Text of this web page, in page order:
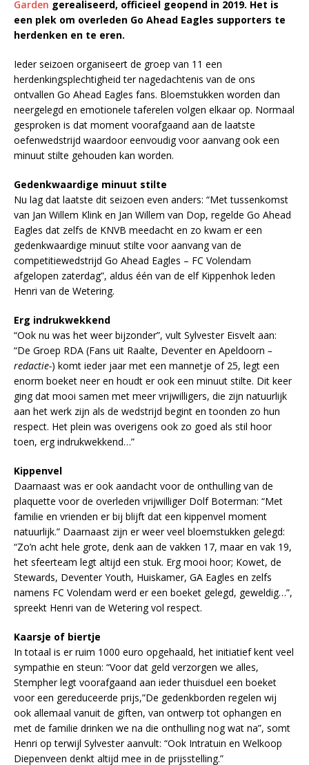
Garden gerealiseerd, officieel geopend in 2019. Het is
een plek om overleden Go Ahead Eagles supporters te
herdenken en te eren.
Ieder seizoen organiseert de groep van 11 een
herdenkingsplechtigheid ter nagedachtenis van de ons
ontvallen Go Ahead Eagles fans. Bloemstukken worden dan
neergelegd en emotionele taferelen volgen elkaar op. Normaal
gesproken is dat moment voorafgaand aan de laatste
oefenwedstrijd waardoor eenvoudig voor aanvang ook een
minuut stilte gehouden kan worden.
Gedenkwaardige minuut stilte
Nu lag dat laatste dit seizoen even anders: “Met tussenkomst
van Jan Willem Klink en Jan Willem van Dop, regelde Go Ahead
Eagles dat zelfs de KNVB meedacht en zo kwam er een
gedenkwaardige minuut stilte voor aanvang van de
competitiewedstrijd Go Ahead Eagles – FC Volendam
afgelopen zaterdag”, aldus één van de elf Kippenhok leden
Henri van de Wetering.
Erg indrukwekkend
“Ook nu was het weer bijzonder”, vult Sylvester Eisvelt aan:
“De Groep RDA (Fans uit Raalte, Deventer en Apeldoorn –
redactie-) komt ieder jaar met een mannetje of 25, legt een
enorm boeket neer en houdt er ook een minuut stilte. Dit keer
ging dat mooi samen met meer vrijwilligers, die zijn natuurlijk
aan het werk zijn als de wedstrijd begint en toonden zo hun
respect. Het plein was overigens ook zo goed als stil hoor
toen, erg indrukwekkend…”
Kippenvel
Daarnaast was er ook aandacht voor de onthulling van de
plaquette voor de overleden vrijwilliger Dolf Boterman: “Met
familie en vrienden er bij blijft dat een kippenvel moment
natuurlijk.” Daarnaast zijn er weer veel bloemstukken gelegd:
“Zo’n acht hele grote, denk aan de vakken 17, maar en vak 19,
het sfeerteam legt altijd een stuk. Erg mooi hoor; Kowet, de
Stewards, Deventer Youth, Huiskamer, GA Eagles en zelfs
namens FC Volendam werd er een boeket gelegd, geweldig…”,
spreekt Henri van de Wetering vol respect.
Kaarsje of biertje
In totaal is er ruim 1000 euro opgehaald, het initiatief kent veel
sympathie en steun: “Voor dat geld verzorgen we alles,
Stempher legt voorafgaand aan ieder thuisduel een boeket
voor een gereduceerde prijs,”De gedenkborden regelen wij
ook allemaal vanuit de giften, van ontwerp tot ophangen en
met de familie drinken we na die onthulling nog wat na”, somt
Henri op terwijl Sylvester aanvult: “Ook Intratuin en Welkoop
Diepenveen denkt altijd mee in de prijsstelling.”